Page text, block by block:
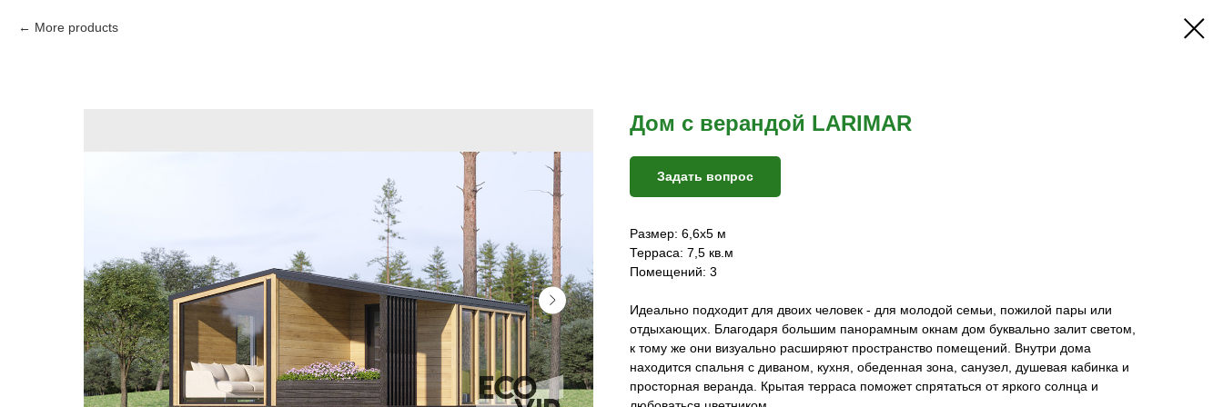
More products
Дом с верандой LARIMAR
Задать вопрос
Размер: 6,6х5 м
Терраса: 7,5 кв.м
Помещений: 3
Идеально подходит для двоих человек - для молодой семьи, пожилой пары или
отдыхающих. Благодаря большим панорамным окнам дом буквально залит светом,
к тому же они визуально расширяют пространство помещений. Внутри дома
находится спальня с диваном, кухня, обеденная зона, санузел, душевая кабинка и
просторная веранда. Крытая терраса поможет спрятаться от яркого солнца и